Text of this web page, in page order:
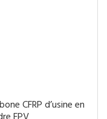
CFRP d’usine en